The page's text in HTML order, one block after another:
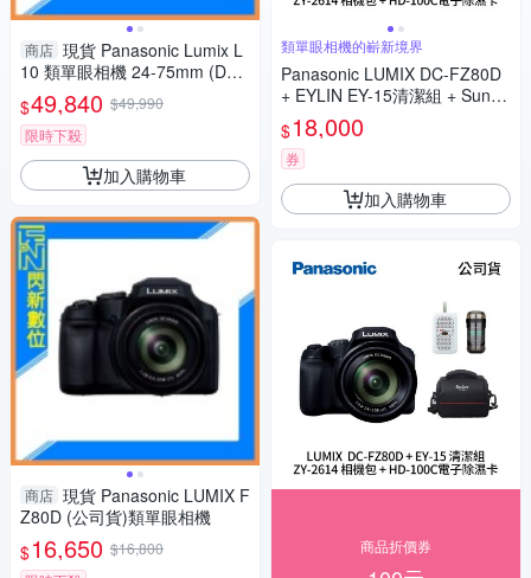
商店 現貨 Panasonic Lumix L
10 類單眼相機 24-75mm (DC-
L10,公司貨)
$49,840 $49,990
限時下殺
加入購物車
商店 現貨 Panasonic LUMIX F
Z80D (公司貨)類單眼相機
$16,650 $16,800
類單眼相機的嶄新境界
Panasonic LUMIX DC-FZ80D
+ EYLIN EY-15清潔組 + SunLi
ght ZY-2614相機包 + EirMai 銳
瑪 HD-100C電子除濕卡 FZ80
D (公司貨)
$18,000
券
加入購物車
商品折價券